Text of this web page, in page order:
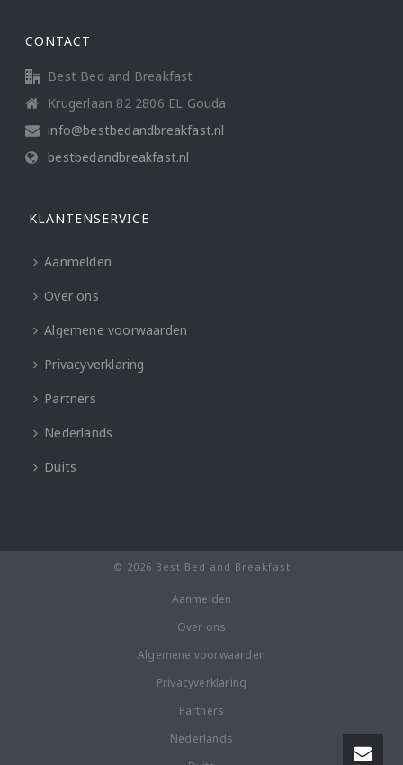
CONTACT
Best Bed and Breakfast
Krugerlaan 82 2806 EL Gouda
info@bestbedandbreakfast.nl
bestbedandbreakfast.nl
KLANTENSERVICE
Aanmelden
Over ons
Algemene voorwaarden
Privacyverklaring
Partners
Nederlands
Duits
© 2026 Best Bed and Breakfast
Aanmelden
Over ons
Algemene voorwaarden
Privacyverklaring
Partners
Nederlands